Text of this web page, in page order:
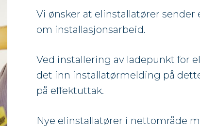
Vi ønsker at elinstallatører
om installasjonsarbeid.
Ved installering av ladepunkt for
det inn installatørmelding på
på effektuttak.
Nye elinstallatører i nettområde